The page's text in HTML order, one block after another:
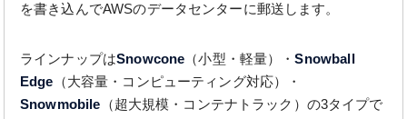
を書き込んでAWSのデータセンターに郵送します。
ラインナップはSnowcone （小型・軽量）・Snowball
Edge （大容量・コンピューティング対応）・
Snowmobile （超大規模・コンテナトラック）の3タイプで